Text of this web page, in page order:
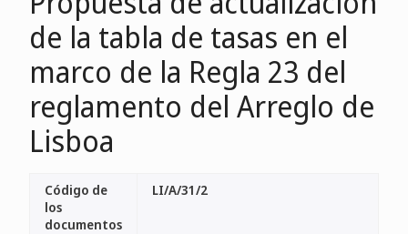
de la tabla de tasas en el
marco de la Regla 23 del
reglamento del Arreglo de
Lisboa
Código de
los
documentos
LI/A/31/2